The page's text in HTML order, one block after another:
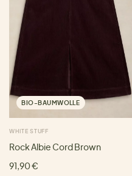
BIO-BAUMWOLLE
WHITE STUFF
Rock Albie Cord Brown
91,90 €